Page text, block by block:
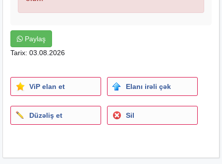
Paylaş
Tarix: 03.08.2026
ViP elan et Elanı irəli çək
Düzəliş et Sil